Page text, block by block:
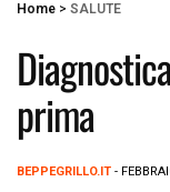
Home > SALUTE
prima
BEPPEGRILLO.IT -